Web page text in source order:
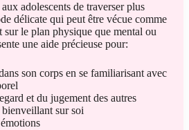
adolescents de traverser plus
délicate qui peut être vécue comme
sur le plan physique que mental ou
une aide précieuse pour:
son corps en se familiarisant avec
et du jugement des autres
sur soi